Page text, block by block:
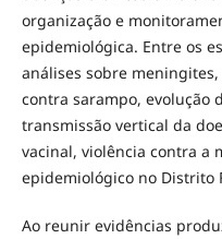
organização e
epidemiológica. Entre os
análises sobre
contra sarampo, evolução
transmissão vertical da
vacinal, violência contra a
epidemiológico no Distrito
Ao reunir evidências